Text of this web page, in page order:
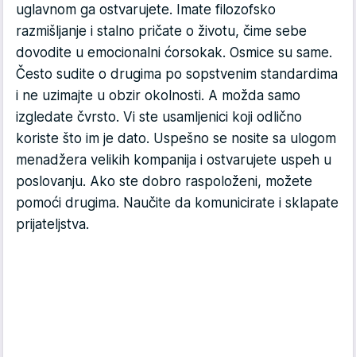
uglavnom ga ostvarujete. Imate filozofsko
razmišljanje i stalno pričate o životu, čime sebe
dovodite u emocionalni ćorsokak. Osmice su same.
Često sudite o drugima po sopstvenim standardima
i ne uzimajte u obzir okolnosti. A možda samo
izgledate čvrsto. Vi ste usamljenici koji odlično
koriste što im je dato. Uspešno se nosite sa ulogom
menadžera velikih kompanija i ostvarujete uspeh u
poslovanju. Ako ste dobro raspoloženi, možete
pomoći drugima. Naučite da komunicirate i sklapate
prijateljstva.